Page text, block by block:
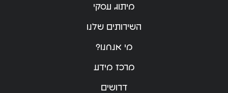
מיתוג עסקי
השירותים שלנו
מי אנחנו?
מרכז מידע
דרושים